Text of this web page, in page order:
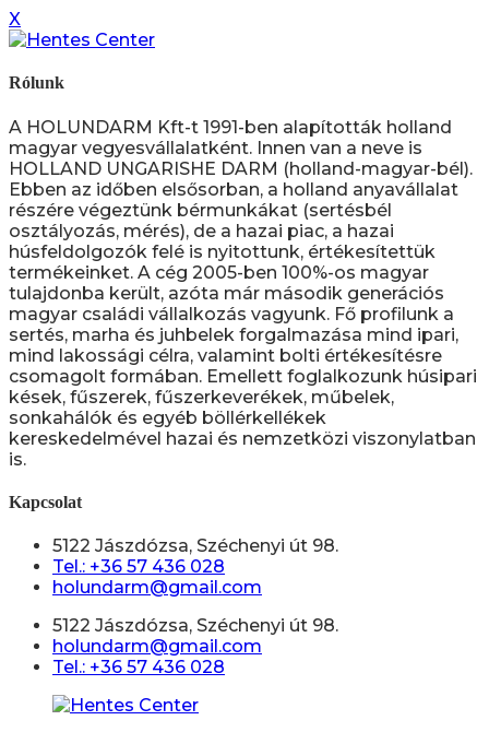
X
Rólunk
A HOLUNDARM Kft-t 1991-ben alapították holland
magyar vegyesvállalatként. Innen van a neve is
HOLLAND UNGARISHE DARM (holland-magyar-bél).
Ebben az időben elsősorban, a holland anyavállalat
részére végeztünk bérmunkákat (sertésbél
osztályozás, mérés), de a hazai piac, a hazai
húsfeldolgozók felé is nyitottunk, értékesítettük
termékeinket. A cég 2005-ben 100%-os magyar
tulajdonba került, azóta már második generációs
magyar családi vállalkozás vagyunk. Fő profilunk a
sertés, marha és juhbelek forgalmazása mind ipari,
mind lakossági célra, valamint bolti értékesítésre
csomagolt formában. Emellett foglalkozunk húsipari
kések, fűszerek, fűszerkeverékek, műbelek,
sonkahálók és egyéb böllérkellékek
kereskedelmével hazai és nemzetközi viszonylatban
is.
Kapcsolat
5122 Jászdózsa, Széchenyi út 98.
Tel.: +36 57 436 028
holundarm@gmail.com
5122 Jászdózsa, Széchenyi út 98.
holundarm@gmail.com
Tel.: +36 57 436 028